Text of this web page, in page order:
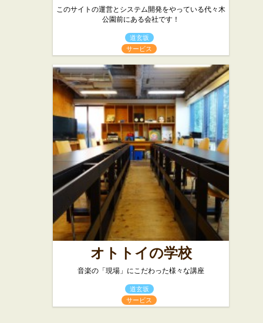
このサイトの運営とシステム開発をやっている代々木
公園前にある会社です！
道玄坂
サービス
オトトイの学校
音楽の「現場」にこだわった様々な講座
道玄坂
サービス